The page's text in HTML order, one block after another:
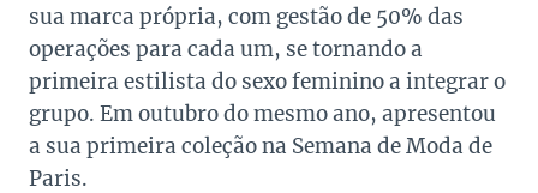
sua marca própria, com gestão de 50% das
operações para cada um, se tornando a
primeira estilista do sexo feminino a integrar o
grupo. Em outubro do mesmo ano, apresentou
a sua primeira coleção na Semana de Moda de
Paris.